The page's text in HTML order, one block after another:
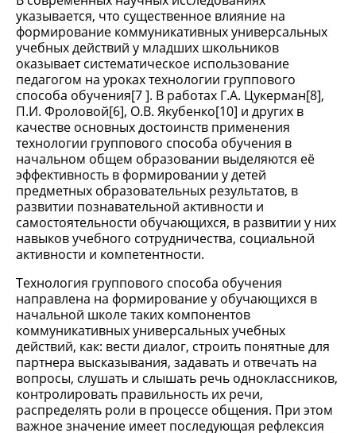
указывается, что существенное влияние на
формирование коммуникативных универсальных
учебных действий у младших школьников
оказывает систематическое использование
педагогом на уроках технологии группового
способа обучения[7 ]. В работах Г.А. Цукерман[8],
П.И. Фроловой[6], О.В. Якубенко[10] и других в
качестве основных достоинств применения
технологии группового способа обучения в
начальном общем образовании выделяются её
эффективность в формировании у детей
предметных образовательных результатов, в
развитии познавательной активности и
самостоятельности обучающихся, в развитии у них
навыков учебного сотрудничества, социальной
активности и компетентности.
Технология группового способа обучения
направлена на формирование у обучающихся в
начальной школе таких компонентов
коммуникативных универсальных учебных
действий, как: вести диалог, строить понятные для
партнера высказывания, задавать и отвечать на
вопросы, слушать и слышать речь одноклассников,
контролировать правильность их речи,
распределять роли в процессе общения. При этом
важное значение имеет последующая рефлексия